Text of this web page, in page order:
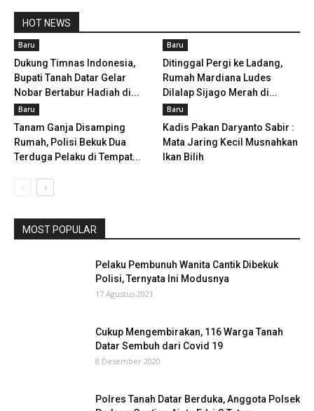
HOT NEWS
Baru
Dukung Timnas Indonesia,
Bupati Tanah Datar Gelar
Nobar Bertabur Hadiah di...
Baru
Ditinggal Pergi ke Ladang,
Rumah Mardiana Ludes
Dilalap Sijago Merah di...
Baru
Tanam Ganja Disamping
Rumah, Polisi Bekuk Dua
Terduga Pelaku di Tempat...
Baru
Kadis Pakan Daryanto Sabir :
Mata Jaring Kecil Musnahkan
Ikan Bilih
MOST POPULAR
Pelaku Pembunuh Wanita Cantik Dibekuk
Polisi, Ternyata Ini Modusnya
17 Agustus 2021
Cukup Mengembirakan, 116 Warga Tanah
Datar Sembuh dari Covid 19
8 Desember 2020
Polres Tanah Datar Berduka, Anggota Polsek